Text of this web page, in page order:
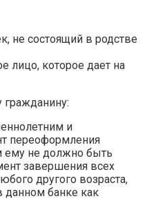
не состоящий в родстве
лицо, которое дает на
гражданину:
и
переоформления
ему не должно быть
завершения всех
другого возраста,
данном банке как